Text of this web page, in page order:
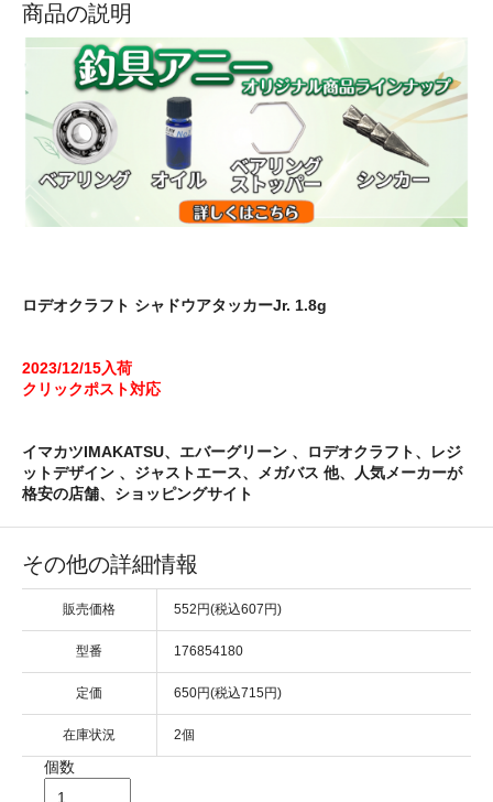
商品の説明
ロデオクラフト シャドウアタッカーJr. 1.8g
2023/12/15入荷
クリックポスト対応
イマカツIMAKATSU、エバーグリーン 、ロデオクラフト、レジ
ットデザイン 、ジャストエース、メガバス 他、人気メーカーが
格安の店舗、ショッピングサイト
その他の詳細情報
販売価格 552円(税込607円)
型番 176854180
定価 650円(税込715円)
在庫状況 2個
個数